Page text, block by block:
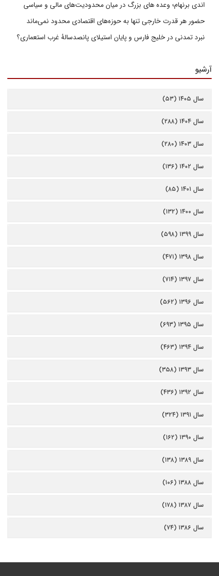
اندی برنهام؛ وعده های بزرگ در میان محدودیت‌های مالی و سیاسی
حضور هر قدرت خارجی تنها به حوزه‌های اقتصادی محدود نمی‌ماند
نبرد تمدنی در خلیج فارس و پایان استیلای پانصدسالۀ غرب استعماری؟
آرشیو
سال ۱۴۰۵ (۵۳)
سال ۱۴۰۴ (۲۸۸)
سال ۱۴۰۳ (۲۸۰)
سال ۱۴۰۲ (۱۳۶)
سال ۱۴۰۱ (۸۵)
سال ۱۴۰۰ (۱۳۲)
سال ۱۳۹۹ (۵۹۸)
سال ۱۳۹۸ (۴۷۱)
سال ۱۳۹۷ (۷۱۴)
سال ۱۳۹۶ (۵۶۲)
سال ۱۳۹۵ (۶۹۳)
سال ۱۳۹۴ (۴۶۳)
سال ۱۳۹۳ (۳۵۸)
سال ۱۳۹۲ (۴۳۶)
سال ۱۳۹۱ (۳۲۴)
سال ۱۳۹۰ (۱۶۲)
سال ۱۳۸۹ (۱۳۸)
سال ۱۳۸۸ (۱۰۶)
سال ۱۳۸۷ (۱۷۸)
سال ۱۳۸۶ (۷۴)